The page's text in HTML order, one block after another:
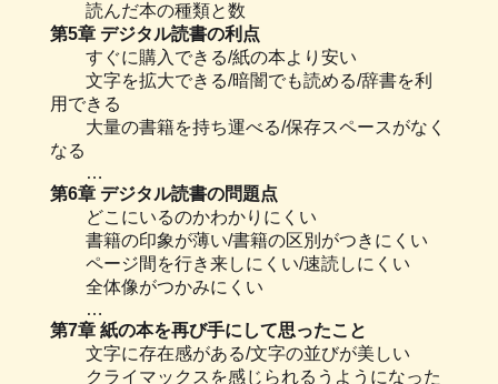
読んだ本の種類と数
第5章 デジタル読書の利点
すぐに購入できる/紙の本より安い
文字を拡大できる/暗闇でも読める/辞書を利
用できる
大量の書籍を持ち運べる/保存スペースがなく
なる
…
第6章 デジタル読書の問題点
どこにいるのかわかりにくい
書籍の印象が薄い/書籍の区別がつきにくい
ページ間を行き来しにくい/速読しにくい
全体像がつかみにくい
…
第7章 紙の本を再び手にして思ったこと
文字に存在感がある/文字の並びが美しい
クライマックスを感じられるうようになった